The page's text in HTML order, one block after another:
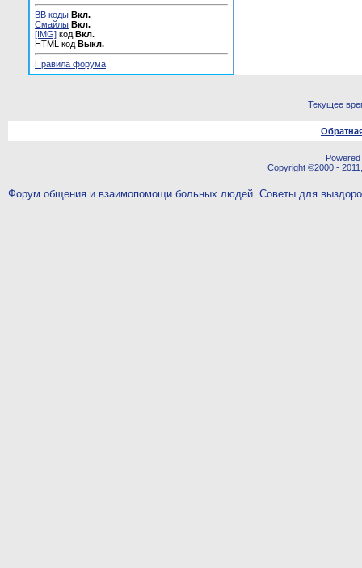
BB коды Вкл.
Смайлы Вкл.
[IMG] код Вкл.
HTML код Выкл.
Правила форума
Текущее
Copyright ©2000 -
Форум общения и взаимопомощи больных людей. Советы для